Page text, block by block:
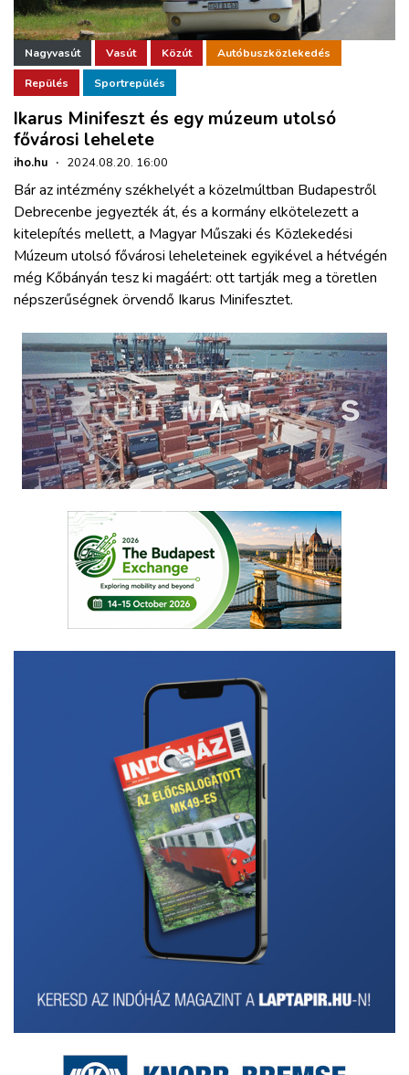
Nagyvasút Vasút Közút Autóbuszközlekedés
Repülés Sportrepülés
Ikarus Minifeszt és egy múzeum utolsó
fővárosi lehelete
iho.hu · 2024.08.20. 16:00
Bár az intézmény székhelyét a közelmúltban Budapestről
Debrecenbe jegyezték át, és a kormány elkötelezett a
kitelepítés mellett, a Magyar Műszaki és Közlekedési
Múzeum utolsó fővárosi leheleteinek egyikével a hétvégén
még Kőbányán tesz ki magáért: ott tartják meg a töretlen
népszerűségnek örvendő Ikarus Minifesztet.